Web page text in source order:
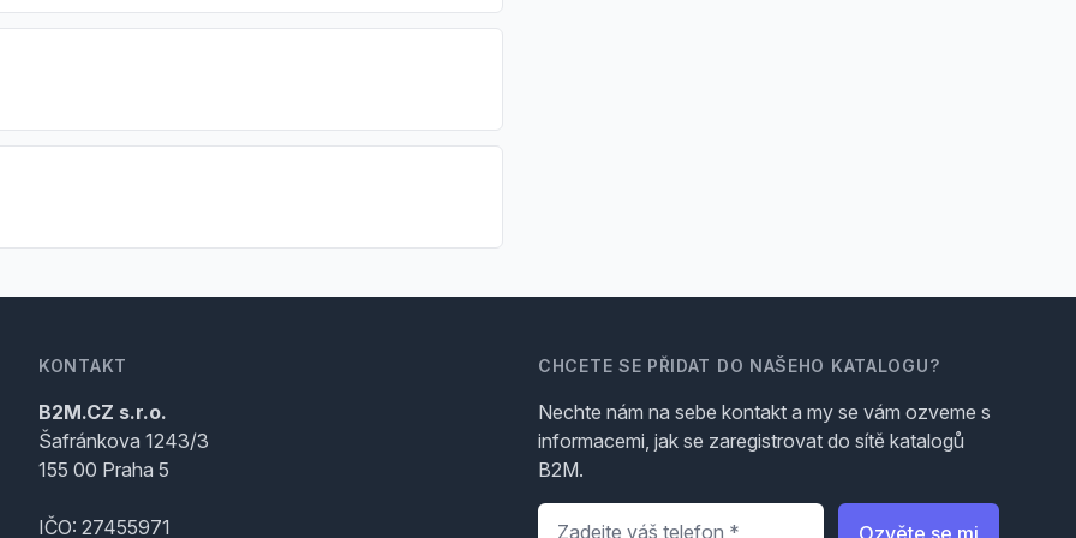
KONTAKT
B2M.CZ s.r.o.
Šafránkova 1243/3
155 00 Praha 5
IČO: 27455971
CHCETE SE PŘIDAT DO NAŠEHO KATALOGU?
Nechte nám na sebe kontakt a my se vám ozveme s
informacemi, jak se zaregistrovat do sítě katalogů
B2M.
Telefon
Ozvěte se mi